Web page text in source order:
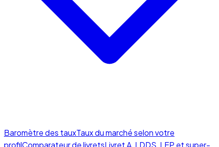
Baromètre des tauxTaux du marché selon votre
profilComparateur de livretsLivret A, LDDS, LEP et super-